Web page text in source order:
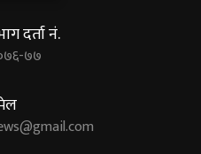
दर्ता नं.
७७